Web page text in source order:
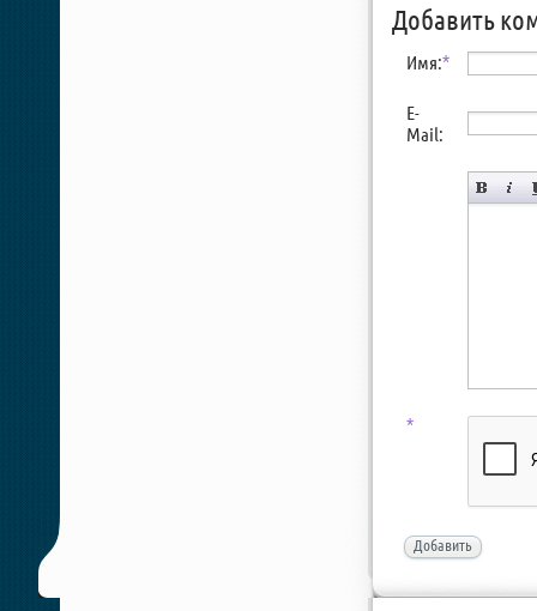
Добавить
Имя:*
E-
Mail:
*
Добавить